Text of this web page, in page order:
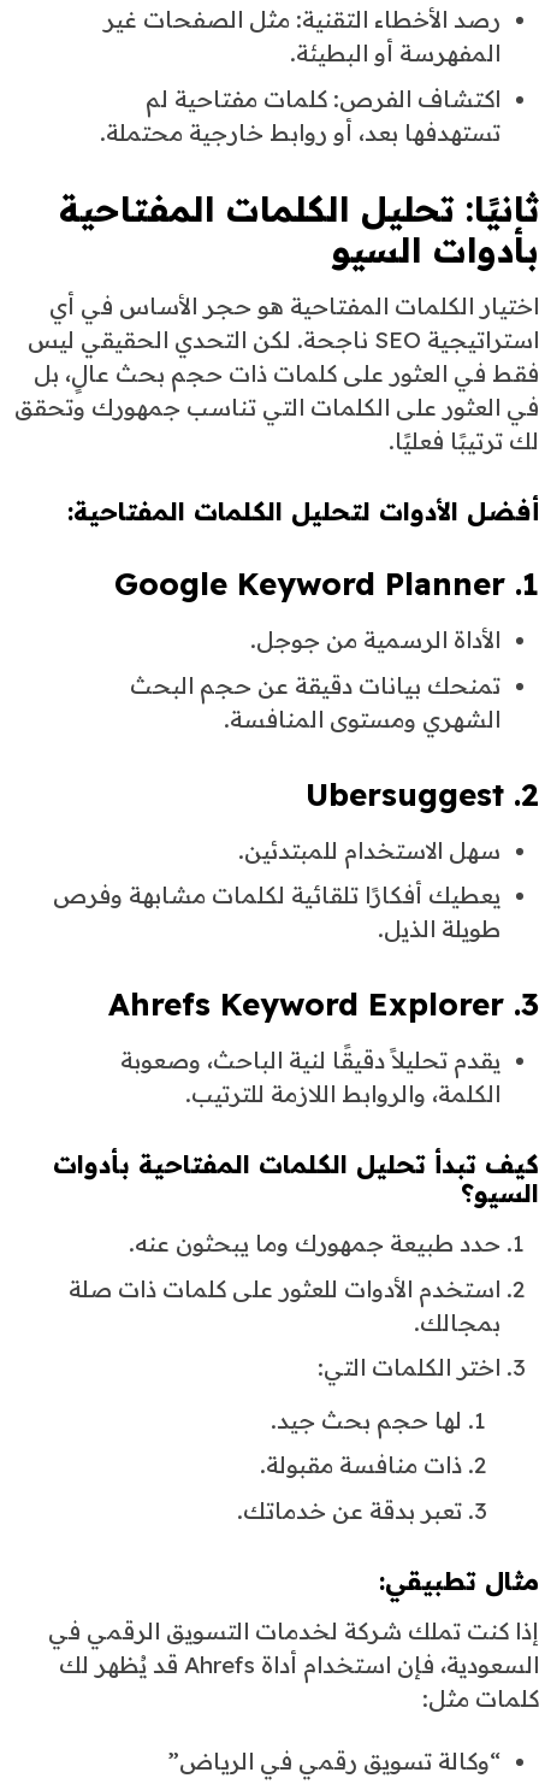
رصد الأخطاء التقنية: مثل الصفحات غير
المفهرسة أو البطيئة.
اكتشاف الفرص: كلمات مفتاحية لم
تستهدفها بعد، أو روابط خارجية محتملة.
ثانيًا: تحليل الكلمات المفتاحية
بأدوات السيو
اختيار الكلمات المفتاحية هو حجر الأساس في أي
استراتيجية SEO ناجحة. لكن التحدي الحقيقي ليس
فقط في العثور على كلمات ذات حجم بحث عالٍ، بل
في العثور على الكلمات التي تناسب جمهورك وتحقق
لك ترتيبًا فعليًا.
أفضل الأدوات لتحليل الكلمات المفتاحية:
1. Google Keyword Planner
الأداة الرسمية من جوجل.
تمنحك بيانات دقيقة عن حجم البحث
الشهري ومستوى المنافسة.
2. Ubersuggest
سهل الاستخدام للمبتدئين.
يعطيك أفكارًا تلقائية لكلمات مشابهة وفرص
طويلة الذيل.
3. Ahrefs Keyword Explorer
يقدم تحليلاً دقيقًا لنية الباحث، وصعوبة
الكلمة، والروابط اللازمة للترتيب.
كيف تبدأ تحليل الكلمات المفتاحية بأدوات
السيو؟
حدد طبيعة جمهورك وما يبحثون عنه.
استخدم الأدوات للعثور على كلمات ذات صلة
بمجالك.
اختر الكلمات التي:
لها حجم بحث جيد.
ذات منافسة مقبولة.
تعبر بدقة عن خدماتك.
مثال تطبيقي:
إذا كنت تملك شركة لخدمات التسويق الرقمي في
السعودية، فإن استخدام أداة Ahrefs قد يُظهر لك
كلمات مثل:
“وكالة تسويق رقمي في الرياض”